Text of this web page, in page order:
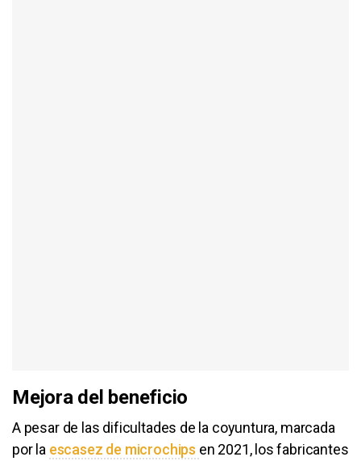
Mejora del beneficio
A pesar de las dificultades de la coyuntura, marcada
por la escasez de microchips en 2021, los fabricantes